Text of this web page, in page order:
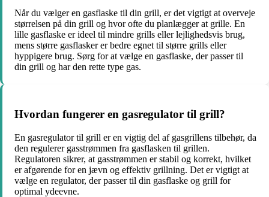
Når du vælger en gasflaske til din grill, er det vigtigt at overveje
størrelsen på din grill og hvor ofte du planlægger at grille. En
lille gasflaske er ideel til mindre grills eller lejlighedsvis brug,
mens større gasflasker er bedre egnet til større grills eller
hyppigere brug. Sørg for at vælge en gasflaske, der passer til
din grill og har den rette type gas.
Hvordan fungerer en gasregulator til grill?
En gasregulator til grill er en vigtig del af gasgrillens tilbehør, da
den regulerer gasstrømmen fra gasflasken til grillen.
Regulatoren sikrer, at gasstrømmen er stabil og korrekt, hvilket
er afgørende for en jævn og effektiv grillning. Det er vigtigt at
vælge en regulator, der passer til din gasflaske og grill for
optimal ydeevne.